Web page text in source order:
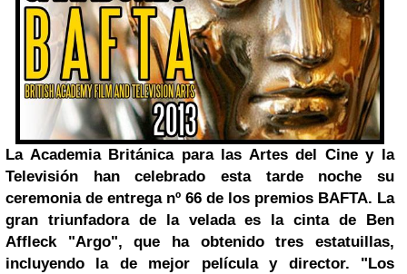
La Academia Británica para las Artes del Cine y la
Televisión han celebrado esta tarde noche su
ceremonia de entrega nº 66 de los premios BAFTA. La
gran triunfadora de la velada es la cinta de Ben
Affleck"Argo", que ha obtenido tres estatuillas,
incluyendo la de mejor película y director. "Los